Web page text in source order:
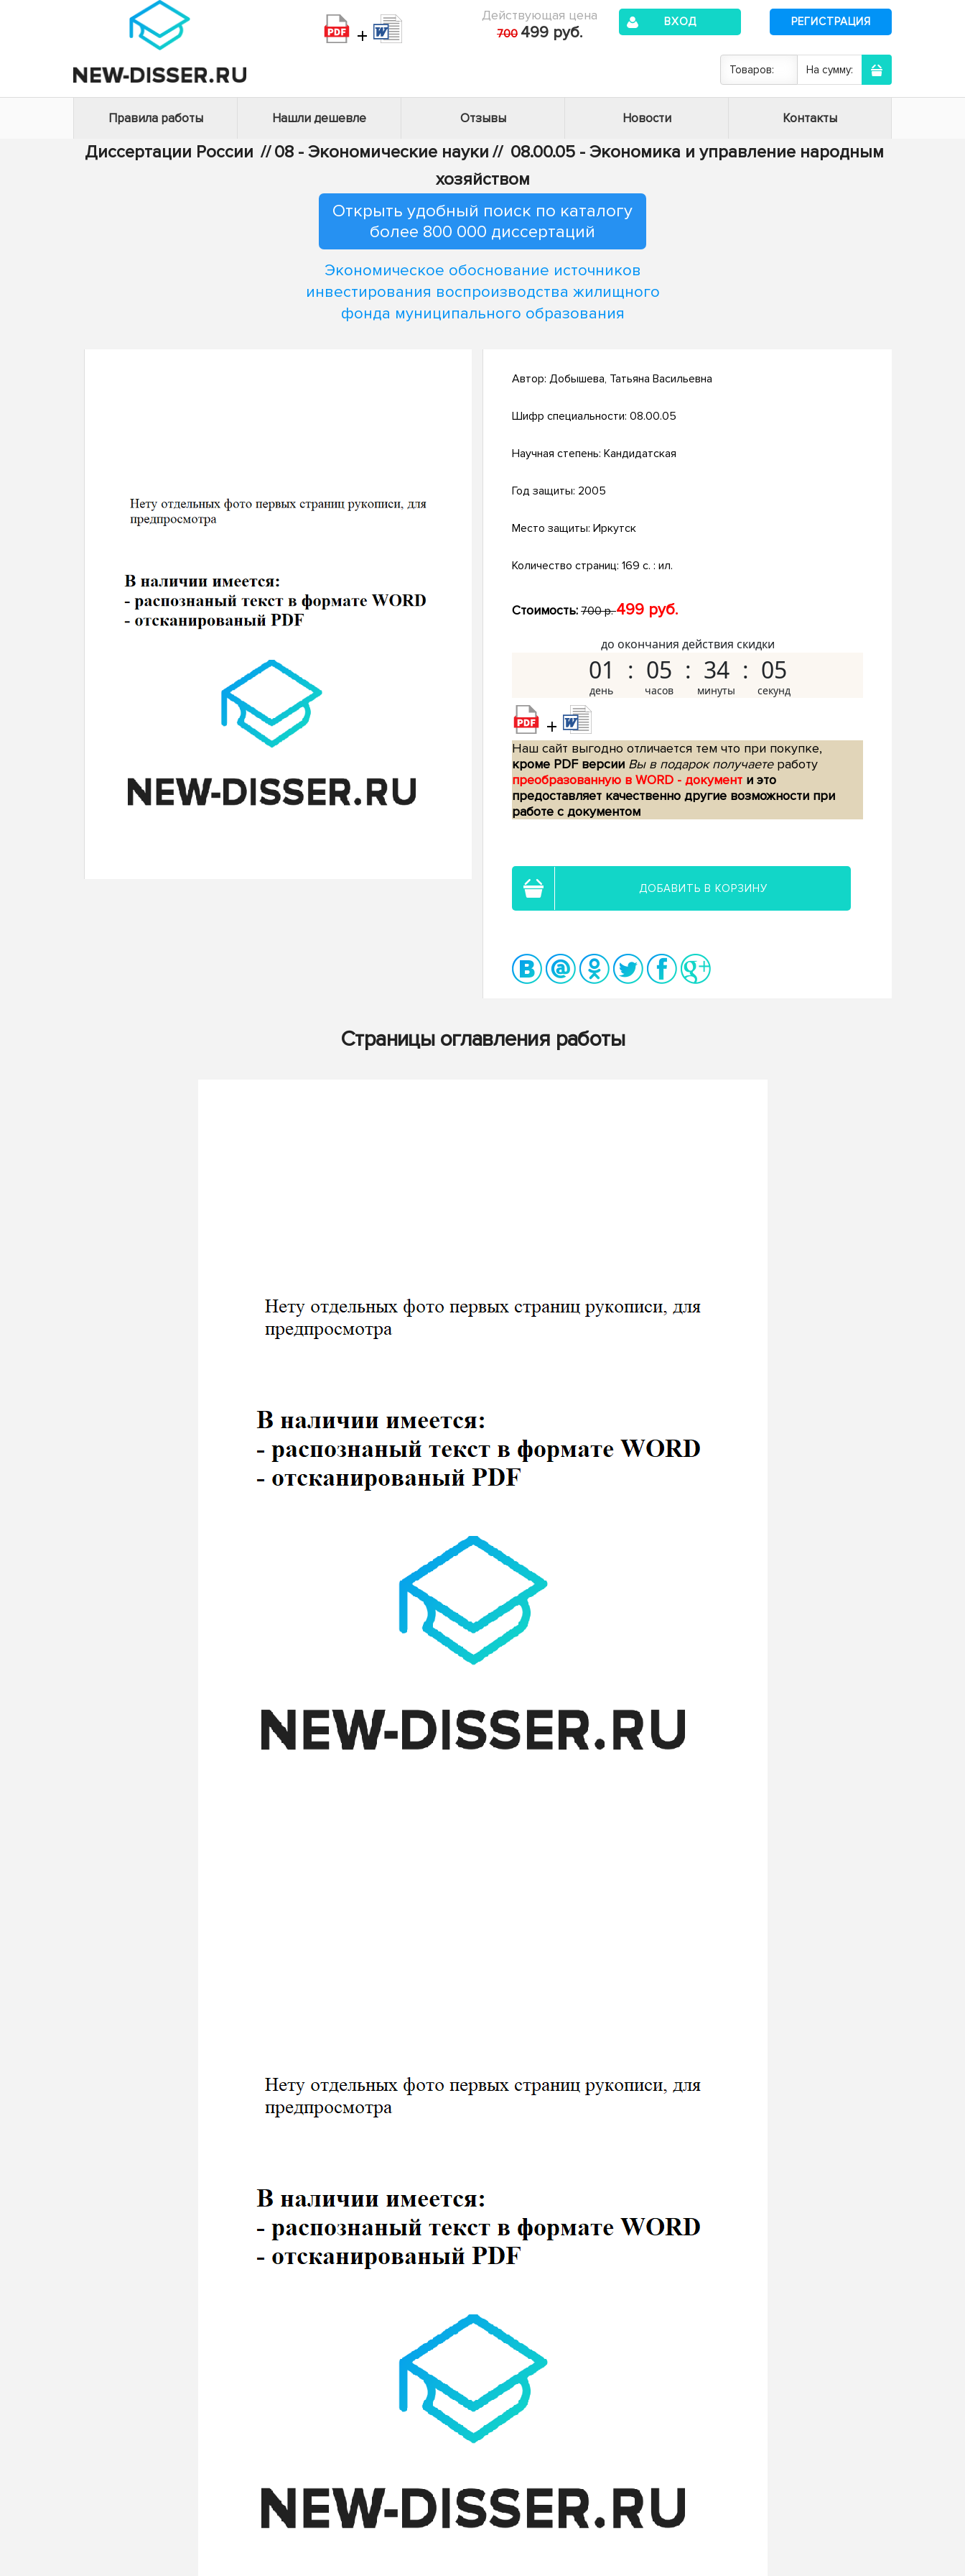
+
Действующая цена
700 499 руб.
ВХОД РЕГИСТРАЦИЯ
Товаров: На сумму:
Правила работы Нашли дешевле Отзывы Новости Контакты
Диссертации России // 08 - Экономические науки // 08.00.05 - Экономика и управление народным
хозяйством
Открыть удобный поиск по каталогу
более 800 000 диссертаций
Экономическое обоснование источников
инвестирования воспроизводства жилищного
фонда муниципального образования
Автор: Добышева, Татьяна Васильевна
Шифр специальности: 08.00.05
Научная степень: Кандидатская
Год защиты: 2005
Место защиты: Иркутск
Количество страниц: 169 с. : ил.
Стоимость: 700 р.499 руб.
до окончания действия скидки
01 05 34 04
+
Наш сайт выгодно отличается тем что при покупке,
кроме PDF версии Вы в подарок получаетеработу
преобразованную в WORD - документ и это
предоставляет качественно другие возможности при
работе с документом
ДОБАВИТЬ В КОРЗИНУ
Страницы оглавления работы